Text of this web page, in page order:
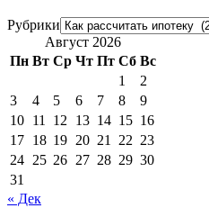
Рубрики
Август 2026
Пн Вт Ср Чт Пт Сб Вс
1
2
3
4 5 6 7 8
9
10 11 12 13 14 15 16
17 18 19 20 21 22 23
24 25 26 27 28 29 30
31
« Дек